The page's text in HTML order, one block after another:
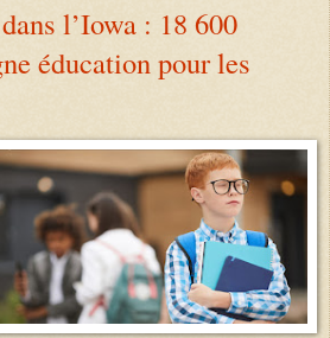
l’Iowa : 18 600
éducation pour les